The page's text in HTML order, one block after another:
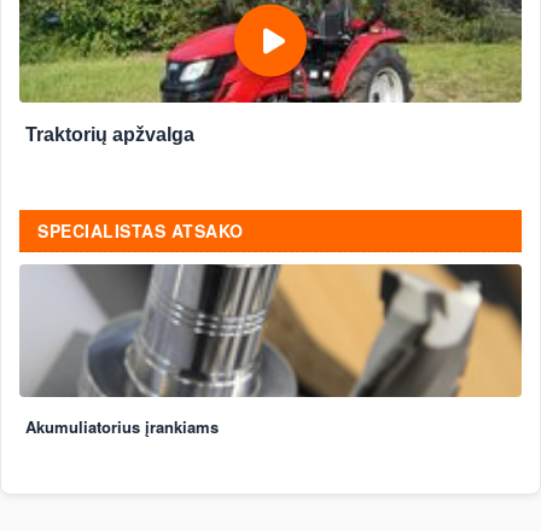
Traktorių apžvalga
SPECIALISTAS ATSAKO
Akumuliatorius įrankiams